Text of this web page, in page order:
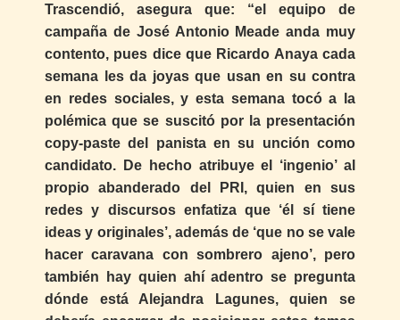
Trascendió, asegura que: “el equipo de
campaña de José Antonio Meade anda muy
contento, pues dice que Ricardo Anaya cada
semana les da joyas que usan en su contra
en redes sociales, y esta semana tocó a la
polémica que se suscitó por la presentación
copy-paste del panista en su unción como
candidato. De hecho atribuye el ‘ingenio’ al
propio abanderado del PRI, quien en sus
redes y discursos enfatiza que ‘él sí tiene
ideas y originales’, además de ‘que no se vale
hacer caravana con sombrero ajeno’, pero
también hay quien ahí adentro se pregunta
dónde está Alejandra Lagunes, quien se